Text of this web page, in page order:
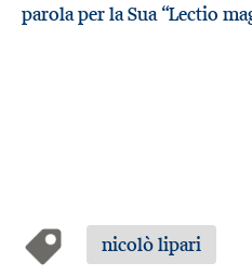
parola per la Sua “Lectio
nicolò lipari